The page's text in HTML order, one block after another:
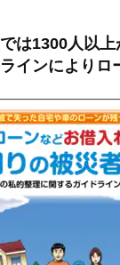
は1300人以上
インによりロ